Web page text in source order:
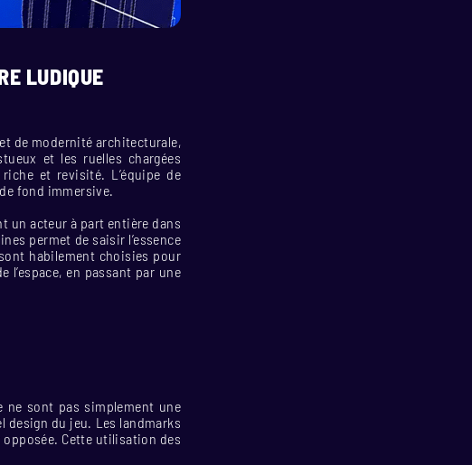
LUDIQUE
de modernité architecturale,
et les ruelles chargées
et revisité. L’équipe de
fond immersive.
un acteur à part entière dans
permet de saisir l’essence
habilement choisies pour
l’espace, en passant par une
ne sont pas simplement une
design du jeu. Les landmarks
Cette utilisation des